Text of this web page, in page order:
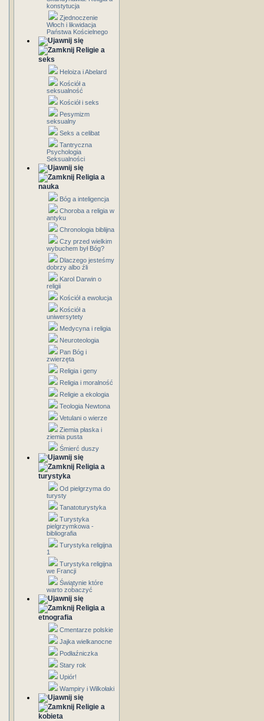
konstytucja
Zjednoczenie
Włoch i likwidacja
Państwa Kościelnego
Religie a
seks
Heloiza i Abelard
Kościół a
seksualność
Kościół i seks
Pesymizm
seksualny
Seks a celibat
Tantryczna
Psychologia
Seksualności
Religia a
nauka
Bóg a inteligencja
Choroba a religia w
antyku
Chronologia biblijna
Czy przed wielkim
wybuchem był Bóg?
Dlaczego jesteśmy
dobrzy albo źli
Karol Darwin o
religii
Kościół a ewolucja
Kościół a
uniwersytety
Medycyna i religia
Neuroteologia
Pan Bóg i
zwierzęta
Religia i geny
Religia i moralność
Religie a ekologia
Teologia Newtona
Vetulani o wierze
Ziemia płaska i
ziemia pusta
Śmierć duszy
Religia a
turystyka
Od pielgrzyma do
turysty
Tanatoturystyka
Turystyka
pielgrzymkowa -
bibliografia
Turystyka religijna
1
Turystyka religijna
we Francji
Świątynie które
warto zobaczyć
Religia a
etnografia
Cmentarze polskie
Jajka wielkanocne
Podłaźniczka
Stary rok
Upiór!
Wampiry i Wilkołaki
Religie a
kobieta